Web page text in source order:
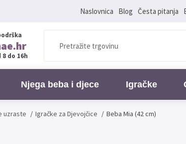
Naslovnica Blog Česta pitanja
8 do 16h
Njega beba i djece Igračke
uzraste / Igračke za Djevojčice / Beba Mia (42 cm)